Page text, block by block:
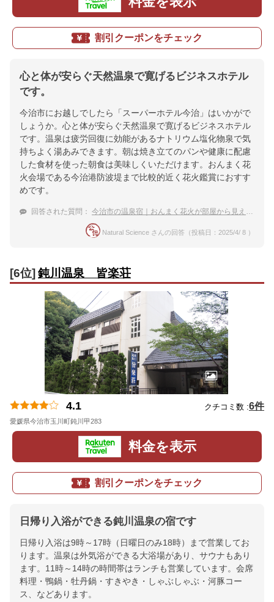
割引クーポンをチェック
心と体が安らぐ天然温泉で寛げるビジネスホテル
です。
今治市にお越しでしたら「スーパーホテル今治」はいかがで
しょうか。心と体が安らぐ天然温泉で寛げるビジネスホテル
です。温泉は疲労回復に効能があるナトリウム塩化物泉で気
持ちよく湯あみできます。朝は焼き立てのパンや健康に配慮
した食材を使った朝食は美味しくいただけます。おんまく花
火会場である今治港防波堤まで比較的近く花火鑑賞におすす
めです。
回答された質問： 今治市の温泉宿｜おんまく花火が部屋から見える宿のおすすめは？
Natural Science さんの回答（投稿日：2025/4/ 8 ）
[6位]鈍川温泉 皆楽荘
4.1 クチコミ数 :6件
愛媛県今治市玉川町鈍川甲283
料金を表示
割引クーポンをチェック
日帰り入浴ができる鈍川温泉の宿です
日帰り入浴は9時～17時（日曜日のみ18時）まで営業してお
ります。温泉は外気浴ができる大浴場があり、サウナもあり
ます。11時～14時の時間帯はランチも営業しています。会席
料理・鴨鍋・牡丹鍋・すきやき・しゃぶしゃぶ・河豚コー
ス、などあります。